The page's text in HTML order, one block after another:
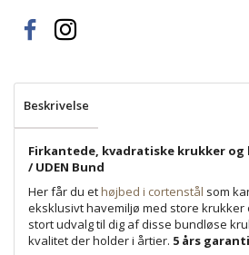
Beskrivelse
Firkantede, kvadratiske krukker
/ UDEN Bund
Her får du ethøjbed i cortenstål som
eksklusivt havemiljø med store krukker
stort udvalg til dig af disse bundløse
kvalitet der holder i årtier. 5 års